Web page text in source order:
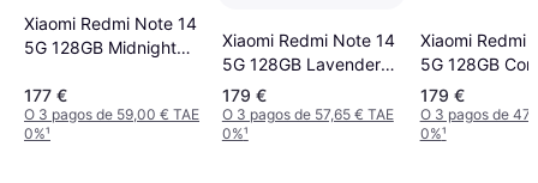
Xiaomi Redmi Note 14
5G 128GB Midnight
177 €
O 3 pagos de 59,00 € TAE
0%¹
Xiaomi Redmi Note 14
5G 128GB Lavender
Purple
179 €
O 3 pagos de 57,65 € TAE
0%¹
Xiaomi Redmi
5G 128GB
179 €
O 3 pagos de
0%¹